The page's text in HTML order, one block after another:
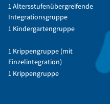
1 Altersstufenübergreifende
Integrationsgruppe
1 Kindergartengruppe
1 Krippengruppe (mit
Einzelintegration)
1 Krippengruppe